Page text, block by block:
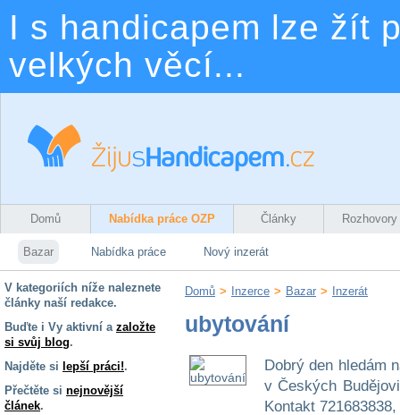
I s handicapem lze žít
velkých věcí...
Domů Nabídka práce OZP Články Rozhovory
Bazar Nabídka práce Nový inzerát
V kategoriích níže naleznete
články naší redakce.
Buďte i Vy aktivní a založte
si svůj blog.
Najděte si lepší práci!.
Přečtěte si nejnovější
článek.
Domů > Inzerce > Bazar > Inzerát
ubytování
Dobrý den hledám
v Českých
Kontakt